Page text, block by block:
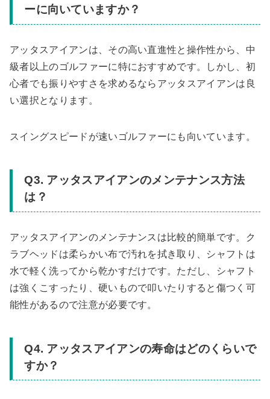
ーに向いていますか？
アッタスアイアンは、その高い直進性と操作性から、中
級者以上のゴルファーに特におすすめです。しかし、初
心者でも振りやすさを求めるならアッタスアイアンは良
い選択となります。
スイングスピードが速いゴルファーにも向いています。
Q3. アッタスアイアンのメンテナンス方法
は？
アッタスアイアンのメンテナンスは比較的簡単です。ク
ラブヘッドは柔らかい布で汚れを拭き取り、シャフトは
水で軽く洗ってから乾かすだけです。ただし、シャフト
は強くこすったり、硬いもので叩いたりすると傷つく可
能性があるので注意が必要です。
Q4. アッタスアイアンの寿命はどのくらいで
すか？